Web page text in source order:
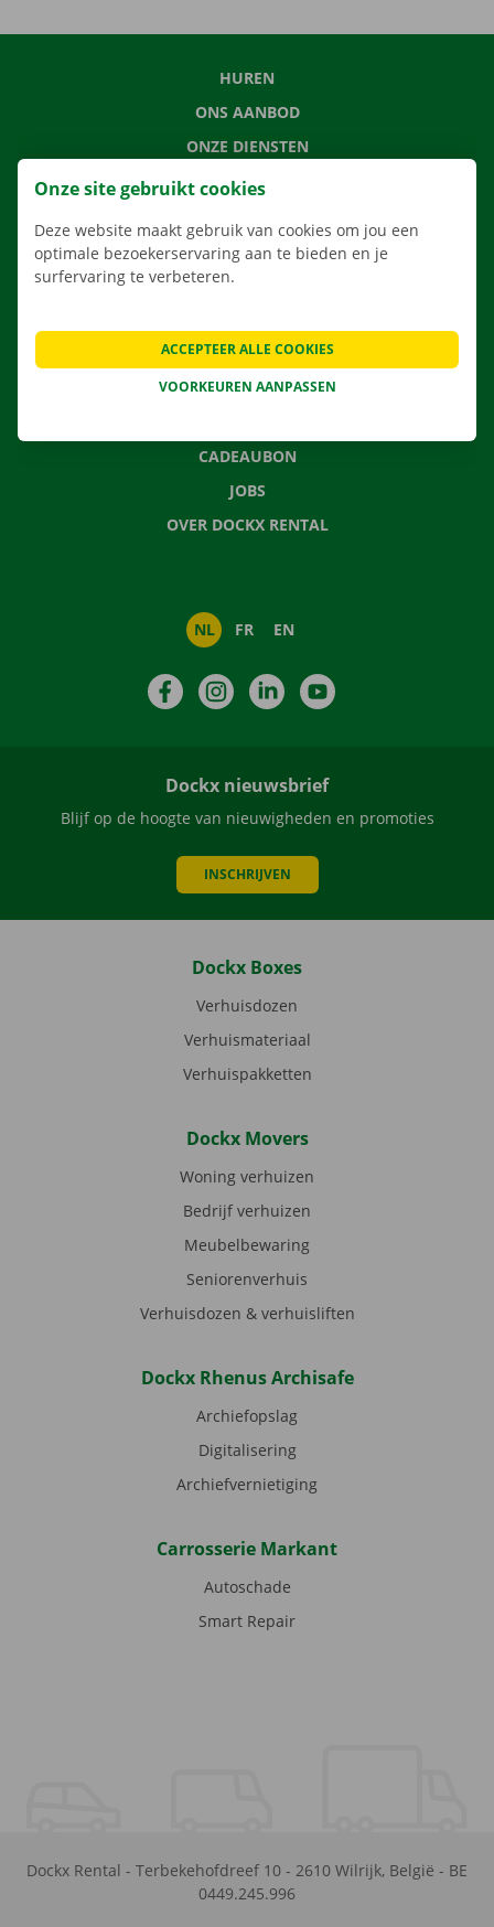
HUREN
ONS AANBOD
ONZE DIENSTEN
LOCATIES
VERHUISOPLOSSINGEN
CONTACTEER ONS
VEELGESTELDE VRAGEN
CADEAUBON
JOBS
OVER DOCKX RENTAL
NL FR EN
FacebookInstagramLinkedIn
Dockx nieuwsbrief
Blijf op de hoogte van nieuwigheden en promoties
INSCHRIJVEN
Dockx Boxes
Verhuisdozen
Verhuismateriaal
Verhuispakketten
Dockx Movers
Woning verhuizen
Bedrijf verhuizen
Meubelbewaring
Seniorenverhuis
Verhuisdozen & verhuisliften
Dockx Rhenus Archisafe
Archiefopslag
Digitalisering
Archiefvernietiging
Carrosserie Markant
Autoschade
Smart Repair
Dockx Rental - Terbekehofdreef 10 - 2610 Wilrijk, België - BE
0449.245.996
Onze site gebruikt cookies
Deze website maakt gebruik van cookies om jou een
optimale bezoekerservaring aan te bieden en je
surfervaring te verbeteren.
VOORKEUREN AANPASSEN
ACCEPTEER ALLE COOKIES